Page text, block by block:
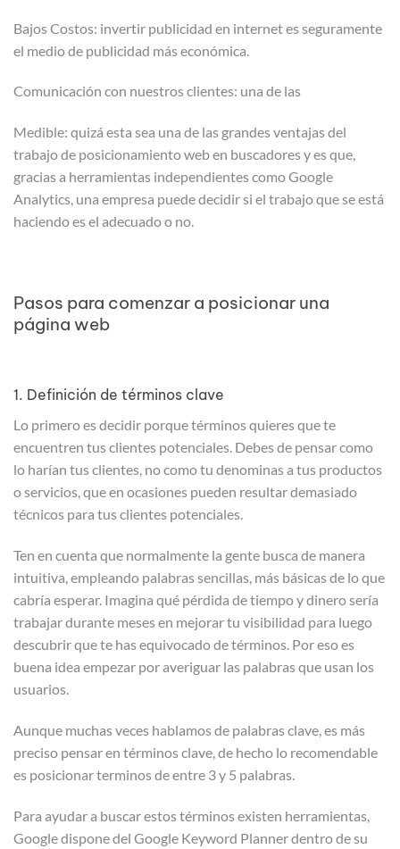
Bajos Costos: invertir publicidad en internet es seguramente
el medio de publicidad más económica.
Comunicación con nuestros clientes: una de las
Medible: quizá esta sea una de las grandes ventajas del
trabajo de posicionamiento web en buscadores y es que,
gracias a herramientas independientes como Google
Analytics, una empresa puede decidir si el trabajo que se está
haciendo es el adecuado o no.
Pasos para comenzar a posicionar una
página web
1. Definición de términos clave
Lo primero es decidir porque términos quieres que te
encuentren tus clientes potenciales. Debes de pensar como
lo harían tus clientes, no como tu denominas a tus productos
o servicios, que en ocasiones pueden resultar demasiado
técnicos para tus clientes potenciales.
Ten en cuenta que normalmente la gente busca de manera
intuitiva, empleando palabras sencillas, más básicas de lo que
cabría esperar. Imagina qué pérdida de tiempo y dinero sería
trabajar durante meses en mejorar tu visibilidad para luego
descubrir que te has equivocado de términos. Por eso es
buena idea empezar por averiguar las palabras que usan los
usuarios.
Aunque muchas veces hablamos de palabras clave, es más
preciso pensar en términos clave, de hecho lo recomendable
es posicionar terminos de entre 3 y 5 palabras.
Para ayudar a buscar estos términos existen herramientas,
Google dispone del Google Keyword Planner dentro de su